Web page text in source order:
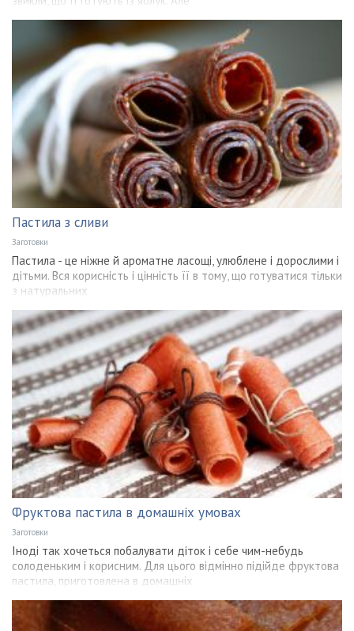
Пастила з сливи
Заготовки
Пастила - це ніжне й ароматне ласощі, улюблене і дорослими і
дітьми. Вся корисність і цінність її в тому, що готуватися тільки
з натуральних
Фруктова пастила в домашніх умовах
Заготовки
Іноді так хочеться побалувати діток і себе чим-небудь
солоденьким і корисним. Для цього відмінно підійде фруктова
пастила, приготовлена в домашніх